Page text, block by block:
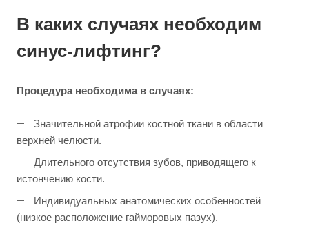
В каких случаях необходим
синус-лифтинг?
Процедура необходима в случаях:
Значительной атрофии костной ткани в области
верхней челюсти.
Длительного отсутствия зубов, приводящего к
истончению кости.
Индивидуальных анатомических особенностей
(низкое расположение гайморовых пазух).